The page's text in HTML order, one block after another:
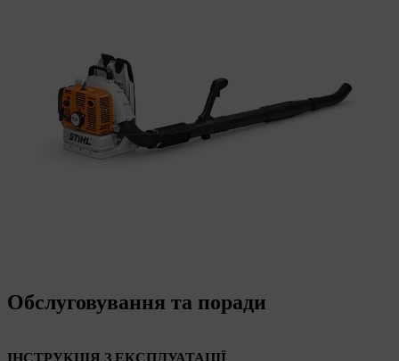
Обслуговування та поради
ІНСТРУКЦІЯ З ЕКСПЛУАТАЦІЇ